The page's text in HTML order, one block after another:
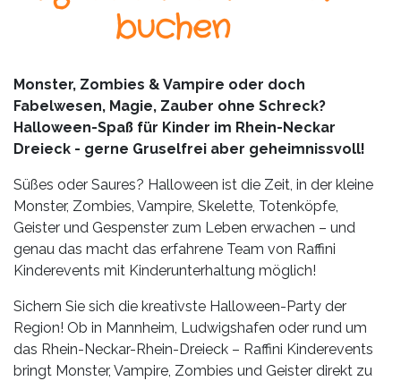
Fotos,
Events
Referenzen
Blog
Jobs
Partner/Links
buchen
Monster, Zombies & Vampire oder doch
Fabelwesen, Magie, Zauber ohne Schreck?
Halloween-Spaß für Kinder im Rhein-Neckar
Dreieck - gerne Gruselfrei aber geheimnissvoll!
Süßes oder Saures? Halloween ist die Zeit, in der kleine
Monster, Zombies, Vampire, Skelette, Totenköpfe,
Geister und Gespenster zum Leben erwachen – und
genau das macht das erfahrene Team von Raffini
Kinderevents mit Kinderunterhaltung möglich!
Sichern Sie sich die kreativste Halloween-Party der
Region! Ob in Mannheim, Ludwigshafen oder rund um
das Rhein-Neckar-Rhein-Dreieck – Raffini Kinderevents
bringt Monster, Vampire, Zombies und Geister direkt zu